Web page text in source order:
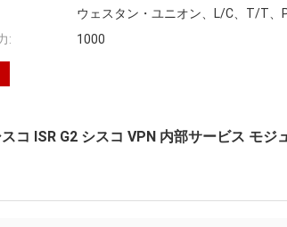
ウェスタン・ユニオン、L/C、T/T、
:
1000
コ ISR G2 シスコ VPN 内部サービス モジ